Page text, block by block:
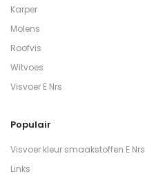
Karper
Molens
Roofvis
Witvoes
Visvoer E Nrs
Populair
Visvoer kleur smaakstoffen E Nrs
Links